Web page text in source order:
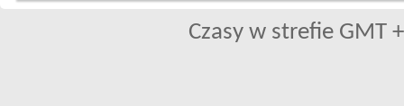
Czasy w strefie GMT